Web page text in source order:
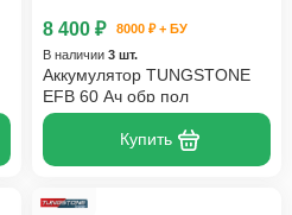
8 400 ₽
8000 ₽ + БУ
В наличии 3 шт.
Аккумулятор TUNGSTONE
EFB 60 Ач обр пол
Купить